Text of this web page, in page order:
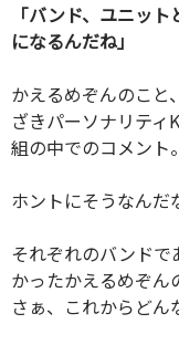
「バンド、ユニッ
になるんだね」
かえるめぞんのこ
ざきパーソナリティ
組の中でのコメント。
ホントにそうなんだ
それぞれのバンドで
かったかえるめぞん
さぁ、これからどん